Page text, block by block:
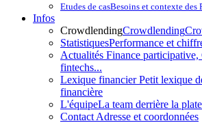
Etudes de casBesoins et contexte
Infos
CrowdlendingCrowdlending
StatistiquesPerformance et
Actualités Finance
fintechs...
Lexique financierPetit lexique
financière
L'équipeLa team derrière la
Contact Adresse et coordonnées